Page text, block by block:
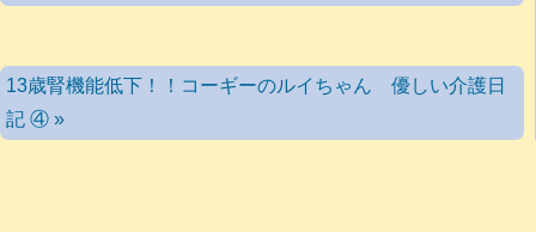
13歳腎機能低下！！コーギーのルイちゃん 優しい介護日
記 ④ »